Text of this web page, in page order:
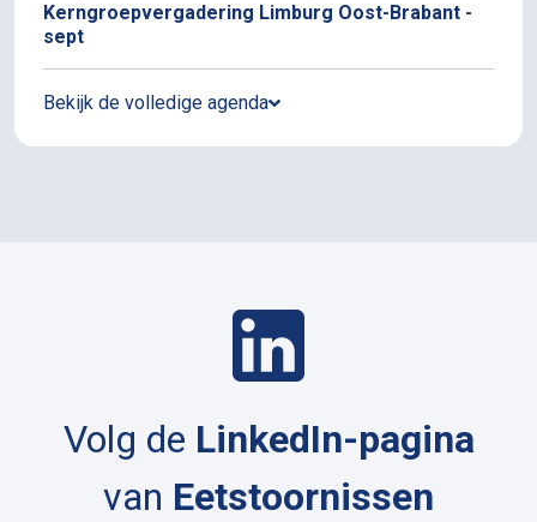
Kerngroepvergadering Limburg Oost-Brabant -
sept
Bekijk de volledige agenda
Volg de LinkedIn-pagina
van Eetstoornissen